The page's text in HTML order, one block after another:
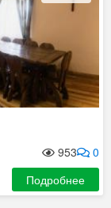
0
953
Подробнее